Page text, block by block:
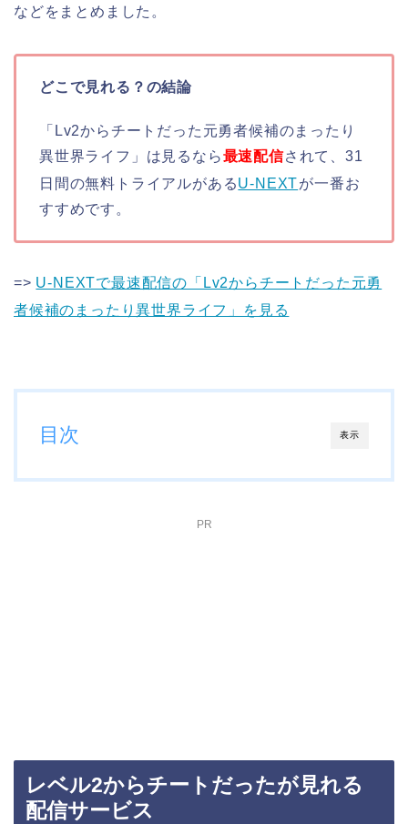
などをまとめました。
どこで見れる？の結論
「Lv2からチートだった元勇者候補のまったり
異世界ライフ」は見るなら最速配信されて、31
日間の無料トライアルがあるU-NEXTが一番お
すすめです。
=> U-NEXTで最速配信の「Lv2からチートだった元勇
者候補のまったり異世界ライフ」を見る
表示
目次
PR
レベル2からチートだったが見れる
配信サービス